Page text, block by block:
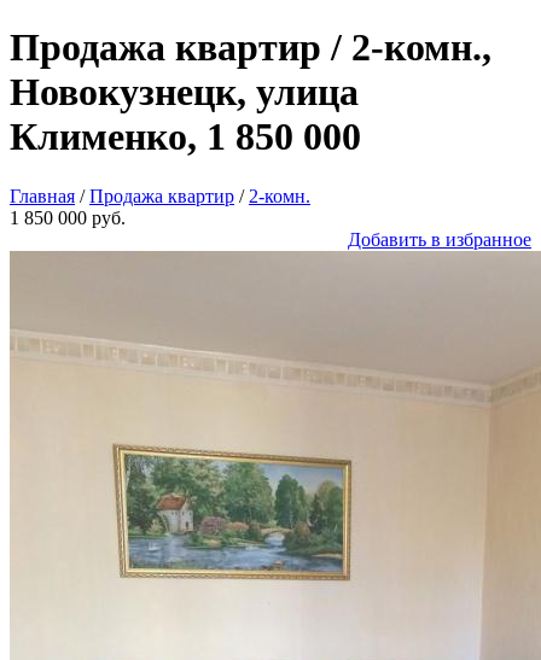
Продажа квартир / 2-комн.,
Новокузнецк, улица
Клименко, 1 850 000
Главная /Продажа квартир / 2-комн.
1 850 000 руб.
Добавить в избранное